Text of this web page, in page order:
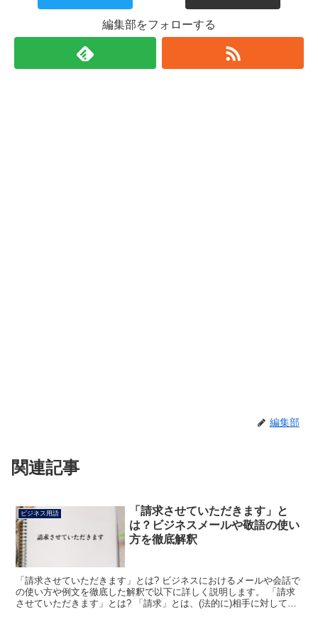
編集部をフォローする
編集部
関連記事
ビジネス用語
「請求させていただきます」と
は？ビジネスメールや敬語の使い
方を徹底解釈
「請求させていただきます」とは? ビジネスにおけるメールや会話で
の使い方や例文を徹底した解釈で以下に詳しく説明します。 「請求
させていただきます」とは? 「請求」とは、(法的に)相手に対して何